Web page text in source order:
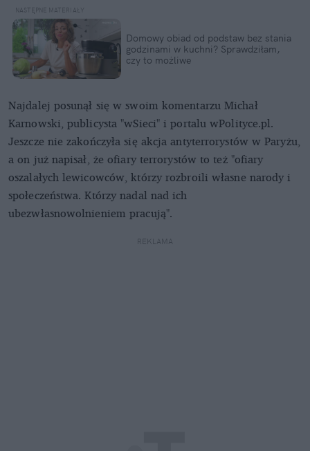
Domowy obiad od podstaw bez stania
godzinami w kuchni? Sprawdziłam,
czy to możliwe
Najdalej posunął się w swoim komentarzu Michał
Karnowski, publicysta "wSieci" i portalu wPolityce.pl.
Jeszcze nie zakończyła się akcja antyterrorystów w Paryżu,
a on już napisał, że ofiary terrorystów to też "ofiary
oszalałych lewicowców, którzy rozbroili własne narody i
społeczeństwa. Którzy nadal nad ich
ubezwłasnowolnieniem pracują".
REKLAMA